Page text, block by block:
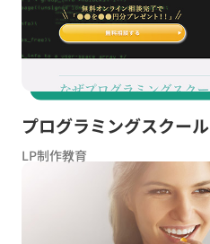
プログラミングスクール
LP制作教育